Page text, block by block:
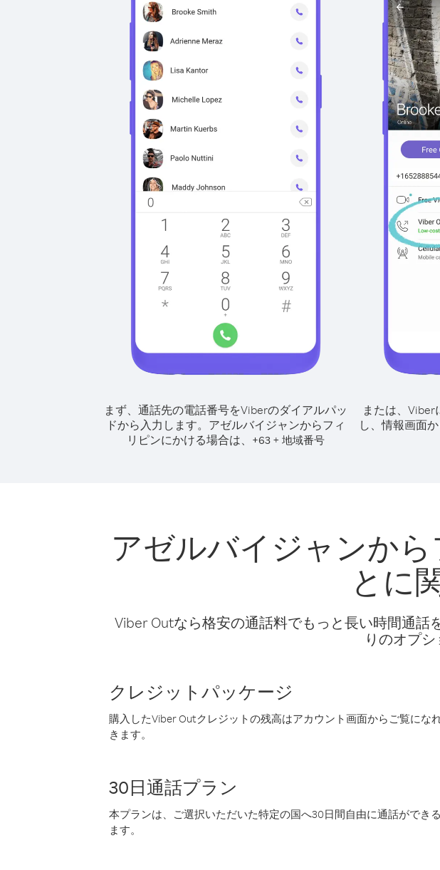
まず、通話先の電話番号をViberのダイアルパッ
ドから入力します。 アゼルバイジャンからフィ
リピンにかける場合は、 +63 + 地域番号
または、Viber
し、情報画面
アゼルバイジャンか
とに
Viber Outなら格安の通話料でもっと長い時間通
りのオプシ
クレジットパッケージ
購入したViber Outクレジットの残高はアカウント画面からご覧に
きます。
30日通話プラン
本プランは、ご選択いただいた特定の国へ30日間自由に通話がで
ます。